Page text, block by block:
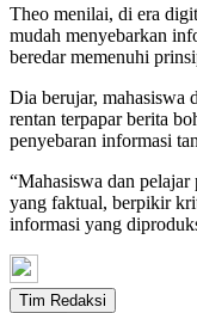
Theo menilai, di era
mudah menyebarkan
beredar memenuhi
Dia berujar, mahasiswa
rentan terpapar berita
penyebaran informasi
“Mahasiswa dan
yang faktual, berpikir
informasi yang
Tim Redaksi